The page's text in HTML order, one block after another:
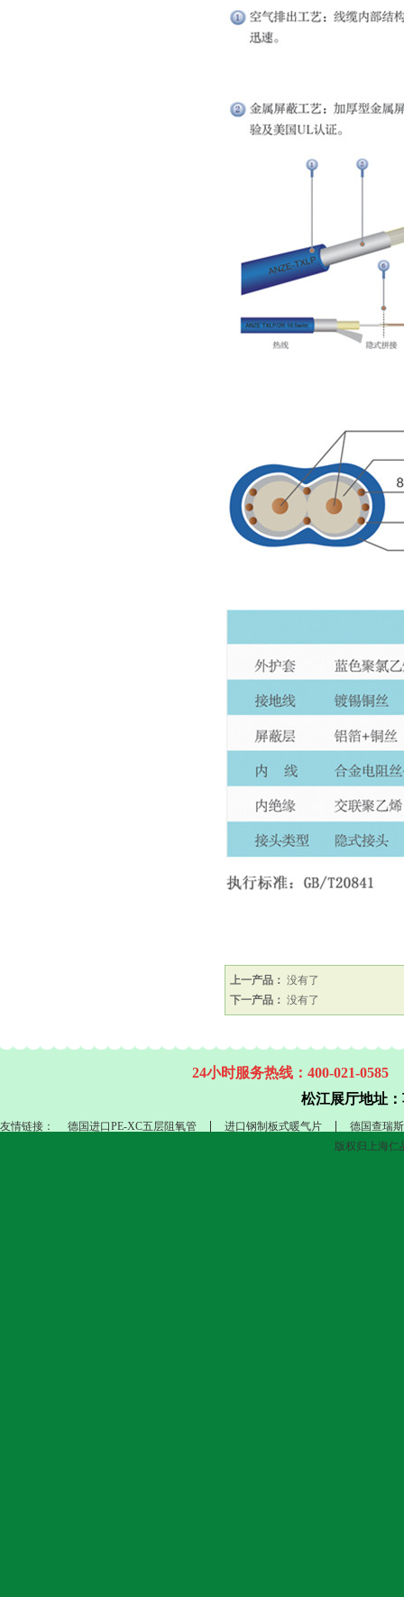
上一产品： 没有了
下一产品： 没有了
24小时服务热线：400-021-0585
松江展厅地址：
友情链接： 德国进口PE-XC五层阻氧管 进口钢制板式暖气片
德国查瑞斯
版权归上海